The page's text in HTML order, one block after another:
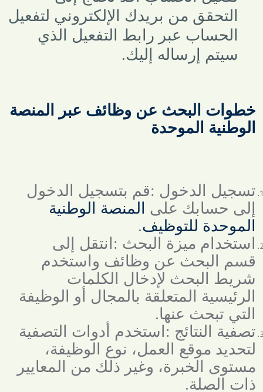
التحقق من بريدك الإلكتروني لتفعيل
الحساب عبر رابط التفعيل الذي
سيتم إرساله إليك.
خطوات البحث عن وظائف عبر المنصة
الوطنية الموحدة
تسجيل الدخول :قم بتسجيل الدخول
إلى حسابك على المنصة الوطنية
الموحدة للتوظيف.
استخدام ميزة البحث : انتقل إلى
قسم البحث عن وظائف واستخدم
شريط البحث لإدخال الكلمات
الرئيسية المتعلقة بالمجال أو الوظيفة
التي تبحث عنها.
تصفية النتائج : استخدم أدوات التصفية
لتحديد موقع العمل، نوع الوظيفة،
مستوى الخبرة، وغير ذلك من المعايير
ذات الصلة.